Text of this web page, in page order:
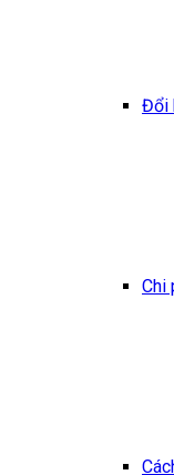
Đổi
Chi